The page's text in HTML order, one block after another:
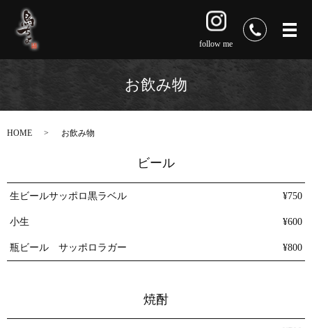
follow me
お飲み物
HOME お飲み物
ビール
生ビールサッポロ黒ラベル ¥750
小生 ¥600
瓶ビール サッポロラガー ¥800
焼酎